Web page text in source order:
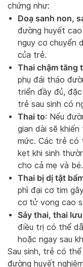
chứng như:
Doạ sanh non,
đường huyết
nguy cơ chuyển
của trẻ.
Thai chậm tăng
phụ đái tháo
triển đầy đủ,
trẻ sau sinh có
Thai to: Nếu
gian dài sẽ
mức. Các trẻ có
kẹt khi sinh
cho cả mẹ và bé.
Thai bị dị tật
phì đại cơ tim
cơ tử vong cao
Sảy thai, thai lưu
điều trị có thể
hoặc ngay sau
Sau sinh, trẻ có
đường huyết